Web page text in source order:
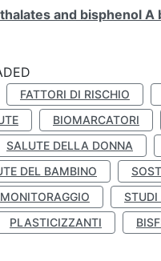
and bisphenol
FATTORI DI RISCHIO
BIOMARCATORI
SALUTE DELLA DONNA
DEL BAMBINO
STUDI
PLASTICIZZANTI